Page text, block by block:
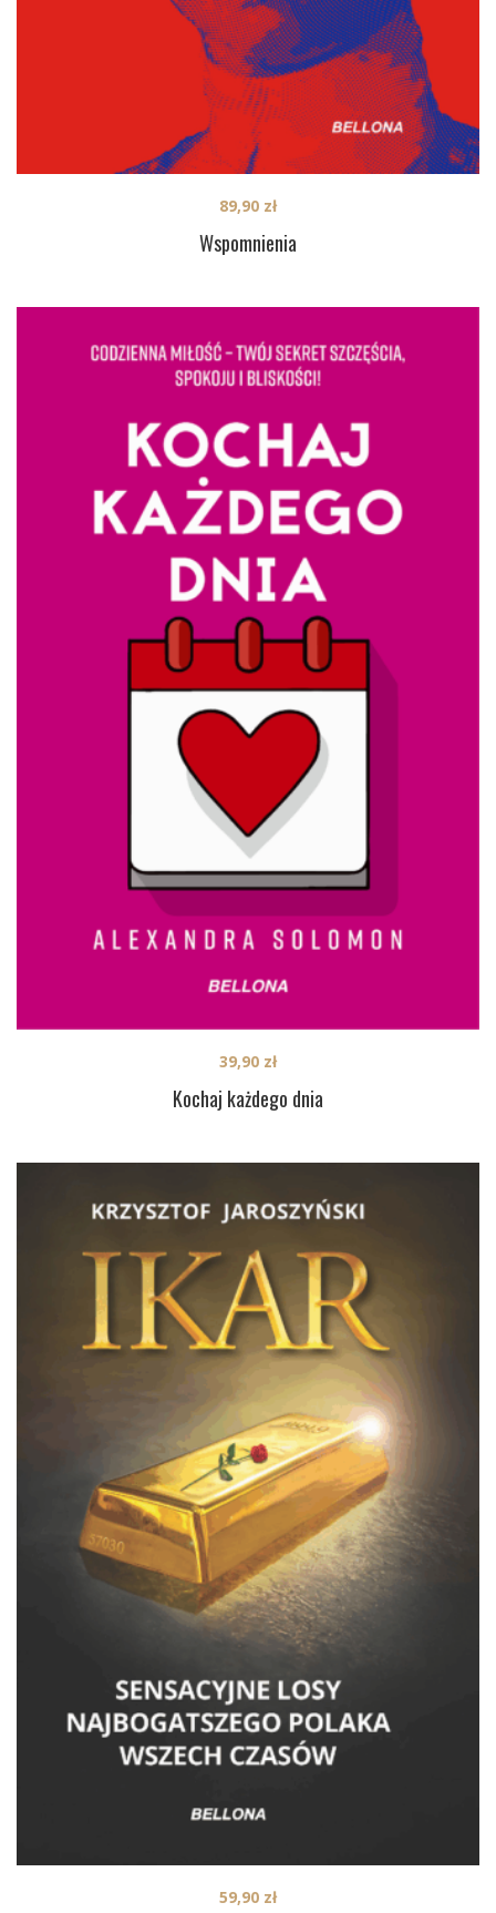
Wspomnienia
89,90 zł
Kochaj każdego dnia
39,90 zł
59,90 zł